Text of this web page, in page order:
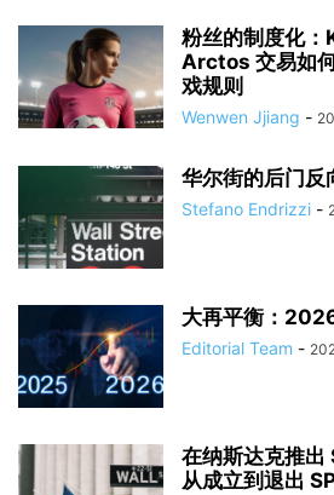
粉丝的制度化：
Arctos 交易如
戏规则
Wenwen Jjiang -
华尔街的后门反
Stefano Endrizzi -
大再平衡：
Editorial Team -
在纳斯达克推出
从成立到退出